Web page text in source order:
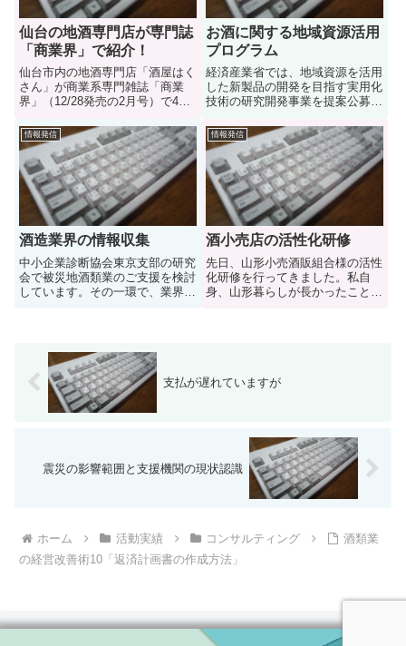
仙台の地酒専門店が専門誌
「商業界」で紹介！
仙台市内の地酒専門店「酒屋はく
さん」が商業系専門雑誌「商業
界」（12/28発売の2月号）で4ペ
分が書いた記事が掲載された嬉し
さもさることながら、こういう地
道に頑張るお店が評価されるとい
うのが嬉しいところです。今...
お酒に関する地域資源活用
プログラム
経済産業省では、地域資源を活用
した新製品の開発を目指す実用化
技術の研究開発事業を提案公募型
る。この第２回目の公募で、山形
の「山形県産酒造米「出羽の里」
を用いたコクのある発泡清酒の開
発」が採択された。今年の夏、
山...
情報発信
酒造業界の情報収集
中小企業診断協会東京支部の研究
会で被災地酒類業のご支援を検討
しています。その一環で、業界新
ら、地震による建物・在庫品の被
害も大きなものになっています。
さし...
情報発信
酒小売店の活性化研修
先日、山形小売酒販組合様の活性
化研修を行ってきました。私自
身、山形暮らしが長かったことも
ベ...
支払が遅れていますが
震災の影響範囲と支援機関の現状認識
ホーム 活動実績 コンサルティング
酒類業
の経営改善術10「返済計画書の作成方法」